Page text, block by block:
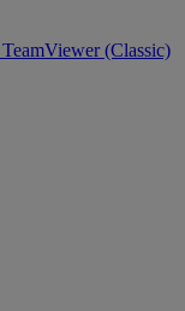
(Classic)